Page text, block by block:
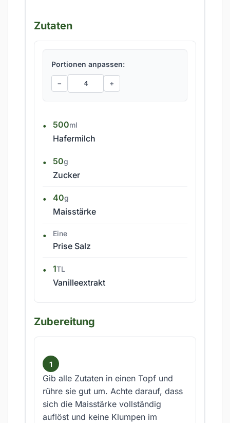
Zutaten
Portionen anpassen:
− +
500ml
Hafermilch
50g
Zucker
40g
Maisstärke
Eine
Prise Salz
1TL
Vanilleextrakt
Zubereitung
Gib alle Zutaten in einen Topf und
rühre sie gut um. Achte darauf, dass
sich die Maisstärke vollständig
auflöst und keine Klumpen im